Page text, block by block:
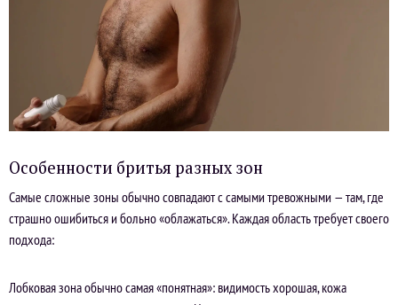
Особенности бритья разных зон
Самые сложные зоны обычно совпадают с самыми тревожными — там, где
страшно ошибиться и больно «облажаться». Каждая область требует своего
подхода:
Лобковая зона обычно самая «понятная»: видимость хорошая, кожа